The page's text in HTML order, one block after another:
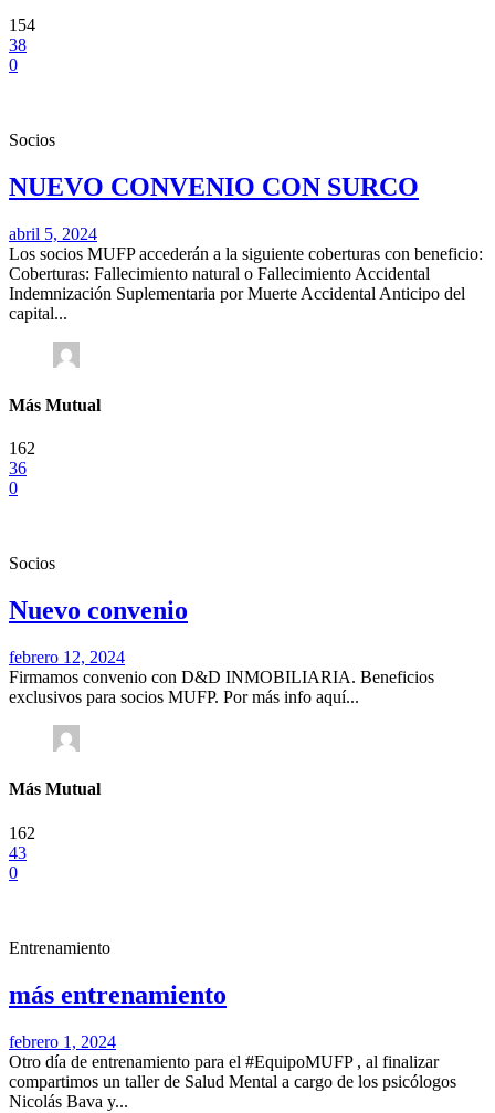
154
38
0
Socios
NUEVO CONVENIO CON SURCO
abril 5, 2024
Los socios MUFP accederán a la siguiente coberturas con beneficio:
Coberturas: Fallecimiento natural o Fallecimiento Accidental
Indemnización Suplementaria por Muerte Accidental Anticipo del
capital...
Más Mutual
162
36
0
Socios
Nuevo convenio
febrero 12, 2024
Firmamos convenio con D&D INMOBILIARIA. Beneficios
exclusivos para socios MUFP. Por más info aquí...
Más Mutual
162
43
0
Entrenamiento
más entrenamiento
febrero 1, 2024
Otro día de entrenamiento para el #EquipoMUFP , al finalizar
compartimos un taller de Salud Mental a cargo de los psicólogos
Nicolás Bava y...